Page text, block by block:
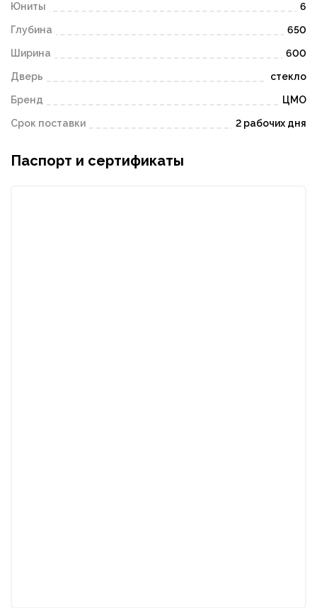
Юниты 6
Глубина 650
Ширина 600
Дверь стекло
Бренд ЦМО
Срок поставки 2 рабочих дня
Паспорт и сертификаты